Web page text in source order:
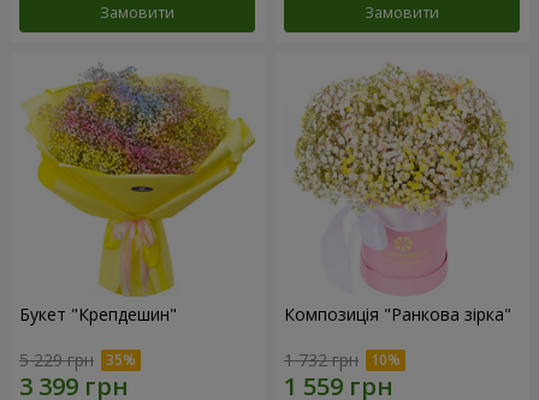
Замовити Замовити
Букет "Крепдешин"
5 229 грн
Композиція "Ранкова зірка"
1 732 грн